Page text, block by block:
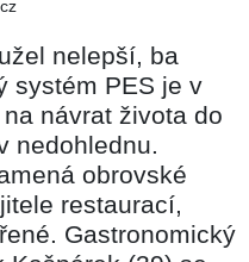
nelepší, ba
systém PES je v
návrat života do
nedohlednu.
obrovské
restaurací,
Gastronomický